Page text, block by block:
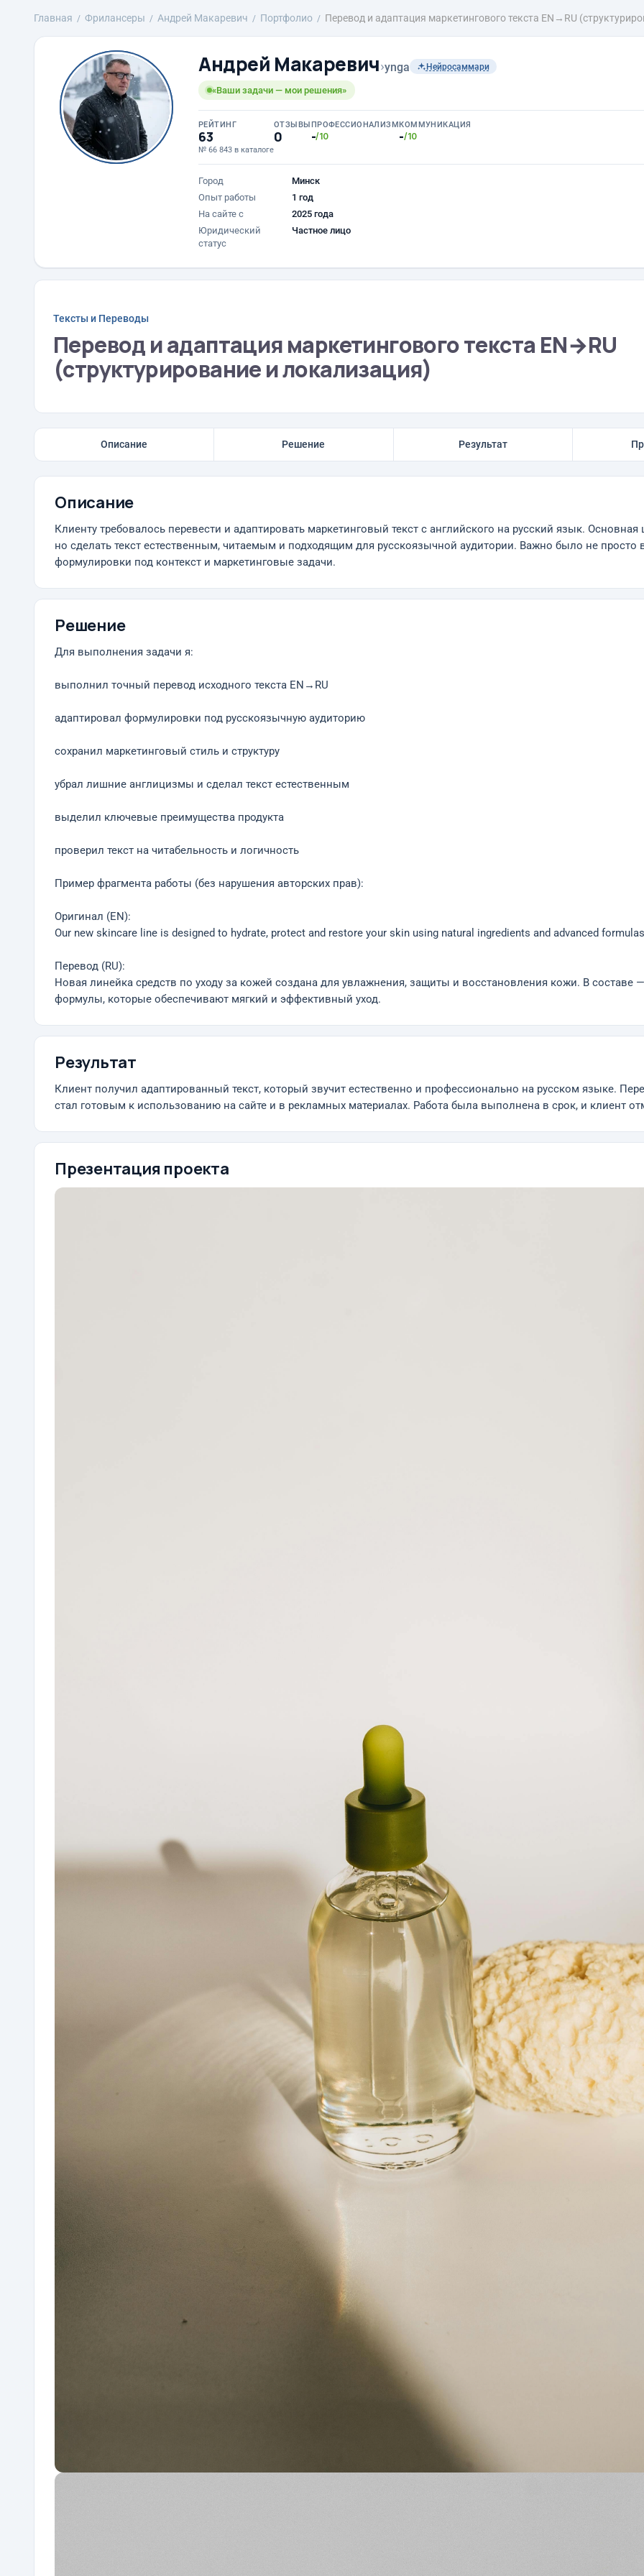
Главная Фрилансеры Андрей Макаревич Портфолио Перевод и адаптация маркетингового текста EN→RU
Андрей Макаревич›ynga Нейросаммари
«Ваши задачи — мои решения»
РЕЙТИНГ
63
№ 66 843 в каталоге
ОТЗЫВЫ
0
ПРОФЕССИОНАЛИЗМ
-/10
КОММУНИКАЦИЯ
-/10
Город
Минск
Опыт работы
1 год
На сайте с
2025 года
Юридический
статус
Частное лицо
Тексты и Переводы
Перевод и адаптация маркетингового текста EN→RU
(структурирование и локализация)
Описание Решение Результат
Описание
Клиенту требовалось перевести и адаптировать маркетинговый текст с английского на русский язык.
но сделать текст естественным, читаемым и подходящим для русскоязычной аудитории. Важно было не
формулировки под контекст и маркетинговые задачи.
Решение
Для выполнения задачи я:
выполнил точный перевод исходного текста EN→RU
адаптировал формулировки под русскоязычную аудиторию
сохранил маркетинговый стиль и структуру
убрал лишние англицизмы и сделал текст естественным
выделил ключевые преимущества продукта
проверил текст на читабельность и логичность
Пример фрагмента работы (без нарушения авторских прав):
Оригинал (EN):
Our new skincare line is designed to hydrate, protect and restore your skin using natural ingredients and advanced
Перевод (RU):
Новая линейка средств по уходу за кожей создана для увлажнения, защиты и восстановления кожи. В
формулы, которые обеспечивают мягкий и эффективный уход.
Результат
Клиент получил адаптированный текст, который звучит естественно и профессионально на русском языке.
стал готовым к использованию на сайте и в рекламных материалах. Работа была выполнена в срок, и клиент
Презентация проекта